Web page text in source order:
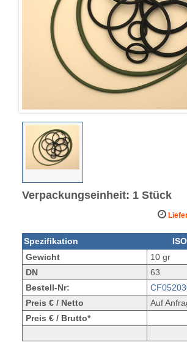
Verpackungseinheit: 1 Stück
Spezifikation
Gewicht
10 gr
DN
63
Bestell-Nr:
Preis € / Netto
Auf
Preis € / Brutto*